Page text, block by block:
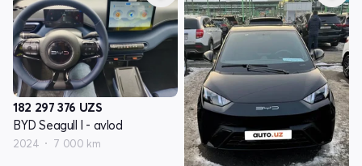
182 297 376 UZS
BYD Seagull I - avlod
2024 7 000 km